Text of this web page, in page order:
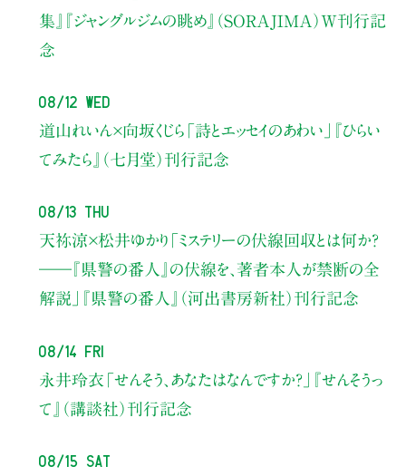
集』『ジャングルジムの眺め』（SORAJIMA）W刊行記
念
08/12 Wed
道山れいん×向坂くじら 「詩とエッセイのあわい」
『ひらい
てみたら』（七月堂）刊行記念
08/13 Thu
天祢涼×松井ゆかり 「ミステリーの伏線回収とは何か？
――『県警の番人』の伏線を、著者本人が禁断の全
解説」
『県警の番人』（河出書房新社）刊行記念
08/14 Fri
永井玲衣 「せんそう、あなたはなんですか？」
『せんそうっ
て』（講談社）刊行記念
08/15 Sat